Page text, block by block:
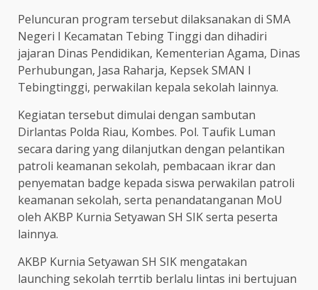
Peluncuran program tersebut dilaksanakan di SMA
Negeri I Kecamatan Tebing Tinggi dan dihadiri
jajaran Dinas Pendidikan, Kementerian Agama, Dinas
Perhubungan, Jasa Raharja, Kepsek SMAN I
Tebingtinggi, perwakilan kepala sekolah lainnya.
Kegiatan tersebut dimulai dengan sambutan
Dirlantas Polda Riau, Kombes. Pol. Taufik Luman
secara daring yang dilanjutkan dengan pelantikan
patroli keamanan sekolah, pembacaan ikrar dan
penyematan badge kepada siswa perwakilan patroli
keamanan sekolah, serta penandatanganan MoU
oleh AKBP Kurnia Setyawan SH SIK serta peserta
lainnya.
AKBP Kurnia Setyawan SH SIK mengatakan
launching sekolah terrtib berlalu lintas ini bertujuan